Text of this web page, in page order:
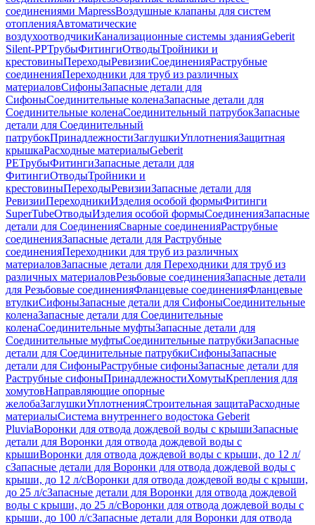
соединениями MapressВоздушные клапаны для систем
отопленияАвтоматические
воздухоотводчикиКанализационные системы зданияGeberit
Silent-PPТрубыФитингиОтводыТройники и
крестовиныПереходыРевизииСоединенияРаструбные
соединенияПереходники для труб из различных
материаловСифоныЗапасные детали для
СифоныСоединительные коленаЗапасные детали для
Соединительные коленаСоединительный патрубокЗапасные
детали для Соединительный
патрубокПринадлежностиЗаглушкиУплотненияЗащитная
крышкаРасходные материалыGeberit
PEТрубыФитингиЗапасные детали для
ФитингиОтводыТройники и
крестовиныПереходыРевизииЗапасные детали для
РевизииПереходникиИзделия особой формыФитинги
SuperTubeОтводыИзделия особой формыСоединенияЗапасные
детали для СоединенияСварные соединенияРаструбные
соединенияЗапасные детали для Раструбные
соединенияПереходники для труб из различных
материаловЗапасные детали для Переходники для труб из
различных материаловРезьбовые соединенияЗапасные детали
для Резьбовые соединенияФланцевые соединенияФланцевые
втулкиСифоныЗапасные детали для СифоныСоединительные
коленаЗапасные детали для Соединительные
коленаСоединительные муфтыЗапасные детали для
Соединительные муфтыСоединительные патрубкиЗапасные
детали для Соединительные патрубкиСифоныЗапасные
детали для СифоныРаструбные сифоныЗапасные детали для
Раструбные сифоныПринадлежностиХомутыКрепления для
хомутовНаправляющие опорные
желобаЗаглушкиУплотненияСтроительная защитаРасходные
материалыСистема внутреннего водостока Geberit
PluviaВоронки для отвода дождевой воды с крышиЗапасные
детали для Воронки для отвода дождевой воды с
крышиВоронки для отвода дождевой воды с крыши, до 12 л/
сЗапасные детали для Воронки для отвода дождевой воды с
крыши, до 12 л/сВоронки для отвода дождевой воды с крыши,
до 25 л/сЗапасные детали для Воронки для отвода дождевой
воды с крыши, до 25 л/сВоронки для отвода дождевой воды с
крыши, до 100 л/сЗапасные детали для Воронки для отвода